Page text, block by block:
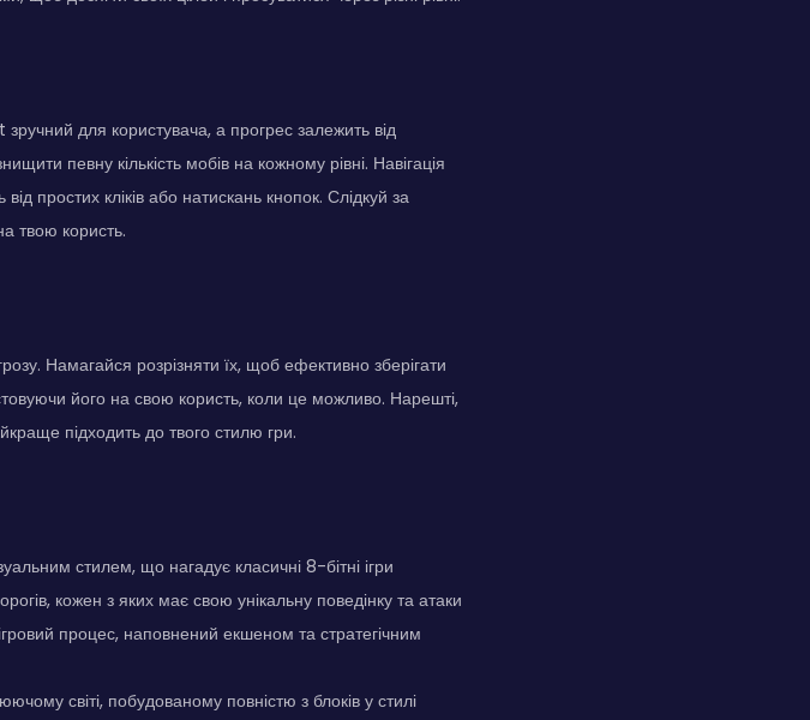
для користувача, а прогрес залежить від
певну кількість мобів на кожному рівні. Навігація
простих кліків або натискань кнопок. Слідкуй за
твою користь.
Намагайся розрізняти їх, щоб ефективно зберігати
його на свою користь, коли це можливо. Нарешті,
підходить до твого стилю гри.
стилем, що нагадує класичні 8-бітні ігри
кожен з яких має свою унікальну поведінку та атаки
процес, наповнений екшеном та стратегічним
світі, побудованому повністю з блоків у стилі